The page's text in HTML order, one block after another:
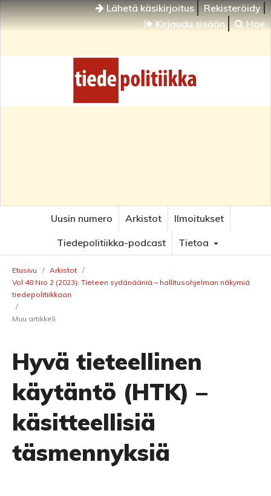
Lähetä käsikirjoitus
Rekisteröidy
Kirjaudu sisään
Hae
Uusin numero Arkistot
Ilmoitukset
Tiedepolitiikka-podcast
Tietoa
Etusivu / Arkistot /
Vol 48 Nro 2 (2023): Tieteen sydänääniä – hallitusohjelman näkymiä
tiedepolitiikkaan
/
Muu artikkeli
Hyvä tieteellinen
käytäntö (HTK) –
käsitteellisiä
täsmennyksiä